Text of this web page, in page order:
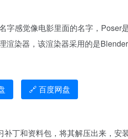
字感觉像电影里面的名字，
渲染器，该渲染器采用的是
🔗 百度网盘
丁和资料包，将其解压出来，安